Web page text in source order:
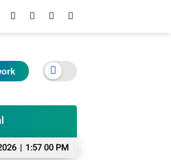
| 1:57 01 PM
Struktural PAD Pariwisata Cianjur